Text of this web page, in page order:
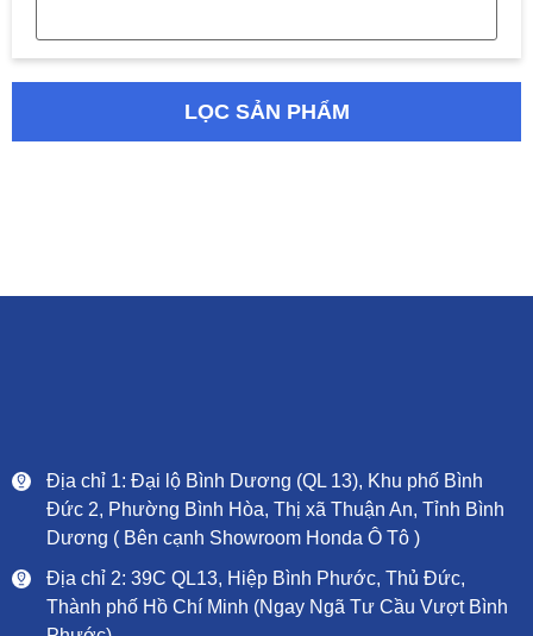
LỌC SẢN PHẨM
Địa chỉ 1: Đại lộ Bình Dương (QL 13), Khu phố Bình
Đức 2, Phường Bình Hòa, Thị xã Thuận An, Tỉnh Bình
Dương ( Bên cạnh Showroom Honda Ô Tô )
Địa chỉ 2: 39C QL13, Hiệp Bình Phước, Thủ Đức,
Thành phố Hồ Chí Minh (Ngay Ngã Tư Cầu Vượt Bình